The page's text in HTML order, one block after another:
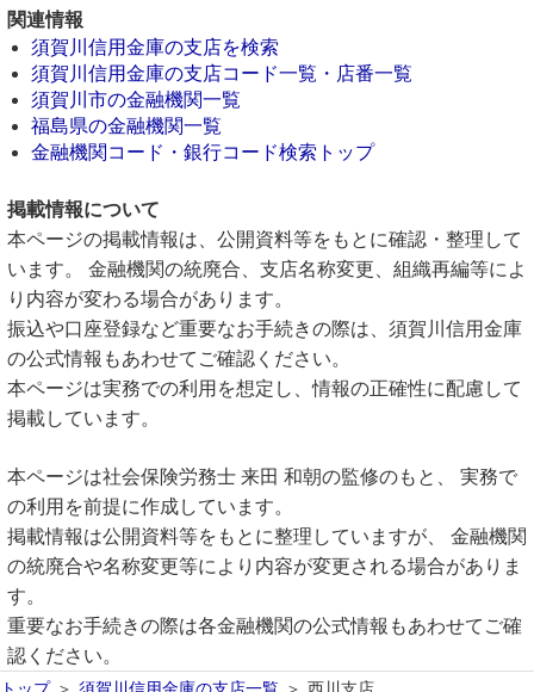
関連情報
須賀川信用金庫の支店を検索
須賀川信用金庫の支店コード一覧・店番一覧
須賀川市の金融機関一覧
福島県の金融機関一覧
金融機関コード・銀行コード検索トップ
掲載情報について
本ページの掲載情報は、公開資料等をもとに確認・整理して
います。 金融機関の統廃合、支店名称変更、組織再編等によ
り内容が変わる場合があります。
振込や口座登録など重要なお手続きの際は、須賀川信用金庫
の公式情報もあわせてご確認ください。
本ページは実務での利用を想定し、情報の正確性に配慮して
掲載しています。
本ページは社会保険労務士 来田 和朝の監修のもと、 実務で
の利用を前提に作成しています。
掲載情報は公開資料等をもとに整理していますが、 金融機関
の統廃合や名称変更等により内容が変更される場合がありま
す。
重要なお手続きの際は各金融機関の公式情報もあわせてご確
認ください。